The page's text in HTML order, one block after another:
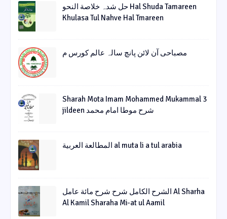
حل شدہ خلاصة النحو Hal Shuda Tamareen
Khulasa Tul Nahve Hal Tmareen
مصباحی آن لائن پانچ سالہ عالم کورس م
Sharah Mota Imam Mohammed Mukammal 3
jildeen شرح موطا امام محمد
المطالعة العربية al muta li a tul arabia
الشرح الکامل شرح شرح مائة عامل Al Sharha
Al Kamil Sharaha Mi-at ul Aamil